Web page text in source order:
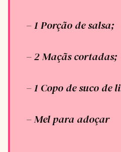
– 1 Porção de salsa;
– 2 Maçãs cortadas;
– 1 Copo de suco de
– Mel para adoçar